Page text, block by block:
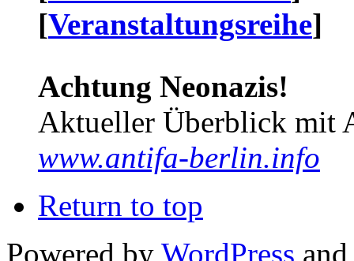
[Veranstaltungsreihe]
Achtung Neonazis!
Aktueller Überblick mit
www.antifa-berlin.info
Return to top
Powered by WordPress